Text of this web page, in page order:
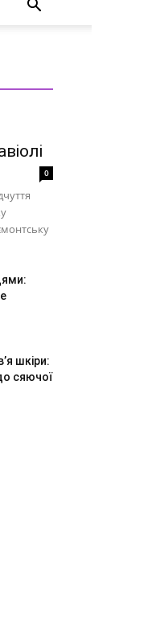
0
шкіри:
сяючої